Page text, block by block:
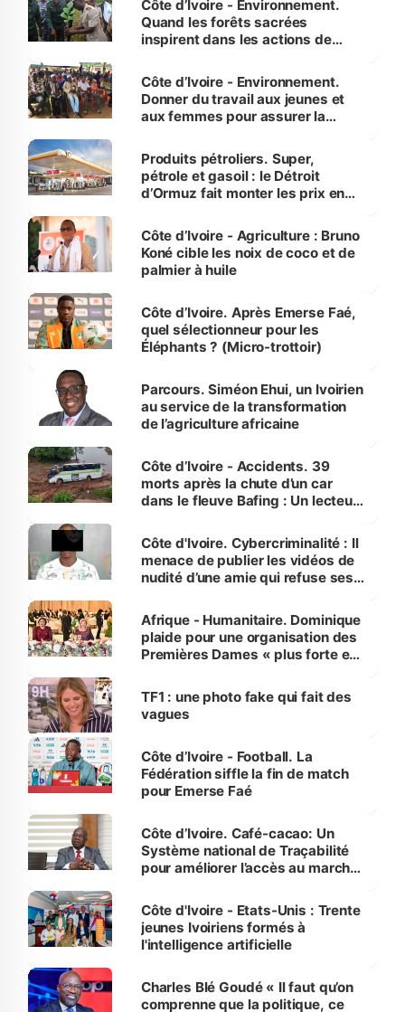
Côte d’Ivoire - Environnement.
Quand les forêts sacrées
inspirent dans les actions de
Côte d’Ivoire - Environnement.
Donner du travail aux jeunes et
aux femmes pour assurer la
menacées
Produits pétroliers. Super,
pétrole et gasoil : le Détroit
d’Ormuz fait monter les prix en
Côte d’Ivoire - Agriculture : Bruno
Koné cible les noix de coco et de
palmier à huile
Côte d’Ivoire. Après Emerse Faé,
quel sélectionneur pour les
Éléphants ? (Micro-trottoir)
Parcours. Siméon Ehui, un Ivoirien
au service de la transformation
de l’agriculture africaine
Côte d’Ivoire - Accidents. 39
morts après la chute d’un car
dans le fleuve Bafing : Un lecteur
des Transports
Côte d'Ivoire. Cybercriminalité : Il
menace de publier les vidéos de
nudité d’une amie qui refuse ses
Afrique - Humanitaire. Dominique
plaide pour une organisation des
Premières Dames « plus forte et
sur la scène internationale »
TF1 : une photo fake qui fait des
vagues
Côte d’Ivoire - Football. La
Fédération siffle la fin de match
pour Emerse Faé
Côte d’Ivoire. Café-cacao: Un
Système national de Traçabilité
pour améliorer l’accès au marché
Côte d'Ivoire - Etats-Unis : Trente
jeunes Ivoiriens formés à
l'intelligence artificielle
Charles Blé Goudé « Il faut qu’on
comprenne que la politique, ce